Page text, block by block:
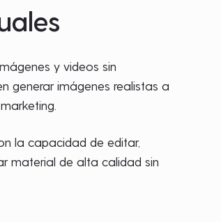
y videos sin
generar imágenes realistas a
la capacidad de editar,
material de alta calidad sin